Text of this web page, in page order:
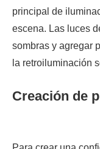
principal de
escena. Las luces
sombras y agregar
la retroiluminación
Creación de